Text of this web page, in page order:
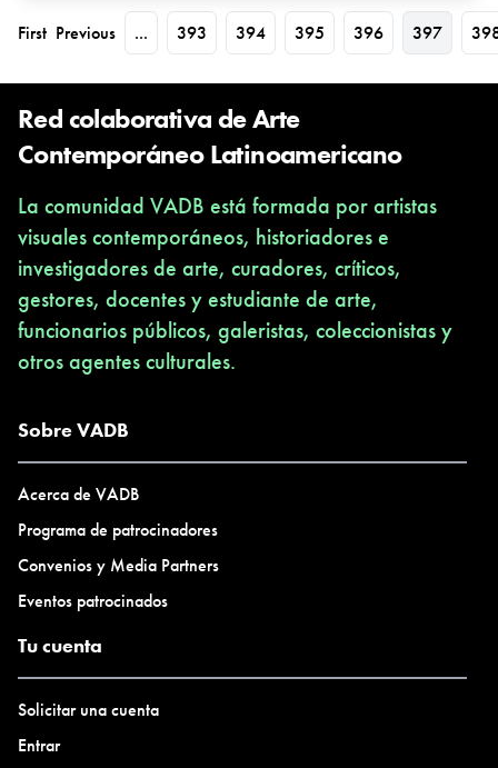
First Previous ... 393 394 395 396 397
Red colaborativa de Arte
Contemporáneo Latinoamericano
La comunidad VADB está formada por artistas
visuales contemporáneos, historiadores e
investigadores de arte, curadores, críticos,
gestores, docentes y estudiante de arte,
funcionarios públicos, galeristas, coleccionistas y
otros agentes culturales.
Sobre VADB
Acerca de VADB
Programa de patrocinadores
Convenios y Media Partners
Eventos patrocinados
Tu cuenta
Solicitar una cuenta
Entrar